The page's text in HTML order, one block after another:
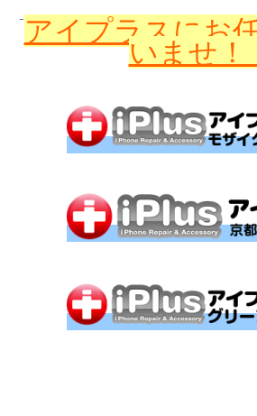
アイプラスに お
いませ！